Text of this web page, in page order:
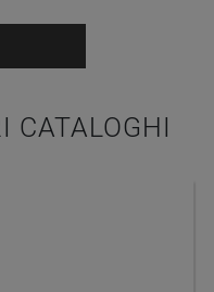
CATALOGHI